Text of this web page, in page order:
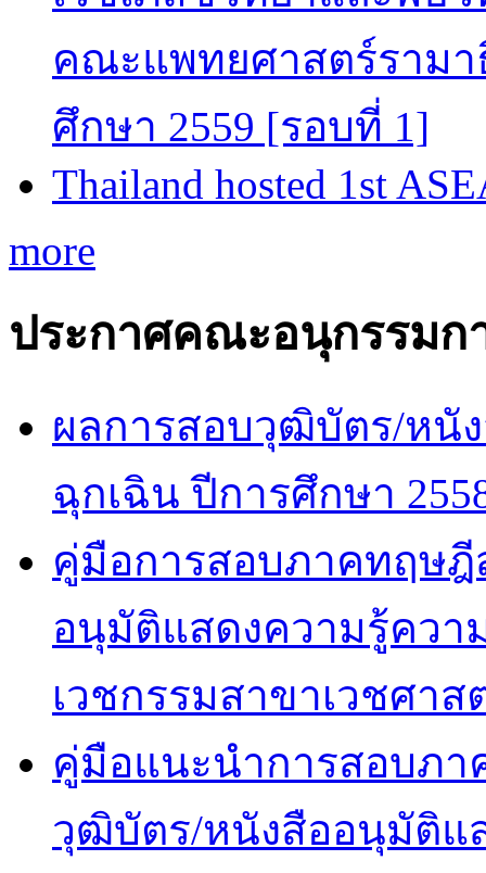
คณะแพทยศาสตร์รามา
ศึกษา 2559 [รอบที่ 1]
Thailand hosted 1st
more
ประกาศคณะอนุกรรมก
ผลการสอบวุฒิบัตร/หนั
ฉุกเฉิน ปีการศึกษา
คู่มือการสอบภาคทฤษ
อนุมัติแสดงความรู้คว
เวชกรรมสาขาเวชศา
คู่มือแนะนำการสอบภา
วุฒิบัตร/หนังสืออนุมัติแ